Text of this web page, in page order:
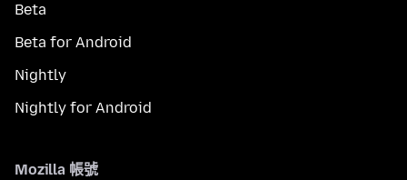
Beta
Beta for Android
Nightly
Nightly for Android
Mozilla 帳號